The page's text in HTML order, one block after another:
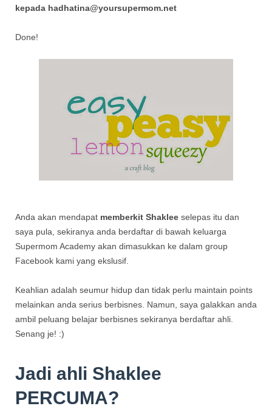
kepada hadhatina@yoursupermom.net
Done!
Anda akan mendapat memberkit Shaklee selepas itu dan
saya pula, sekiranya anda berdaftar di bawah keluarga
Supermom Academy akan dimasukkan ke dalam group
Facebook kami yang ekslusif.
Keahlian adalah seumur hidup dan tidak perlu maintain points
melainkan anda serius berbisnes. Namun, saya galakkan anda
ambil peluang belajar berbisnes sekiranya berdaftar ahli.
Senang je! :)
Jadi ahli Shaklee
PERCUMA?